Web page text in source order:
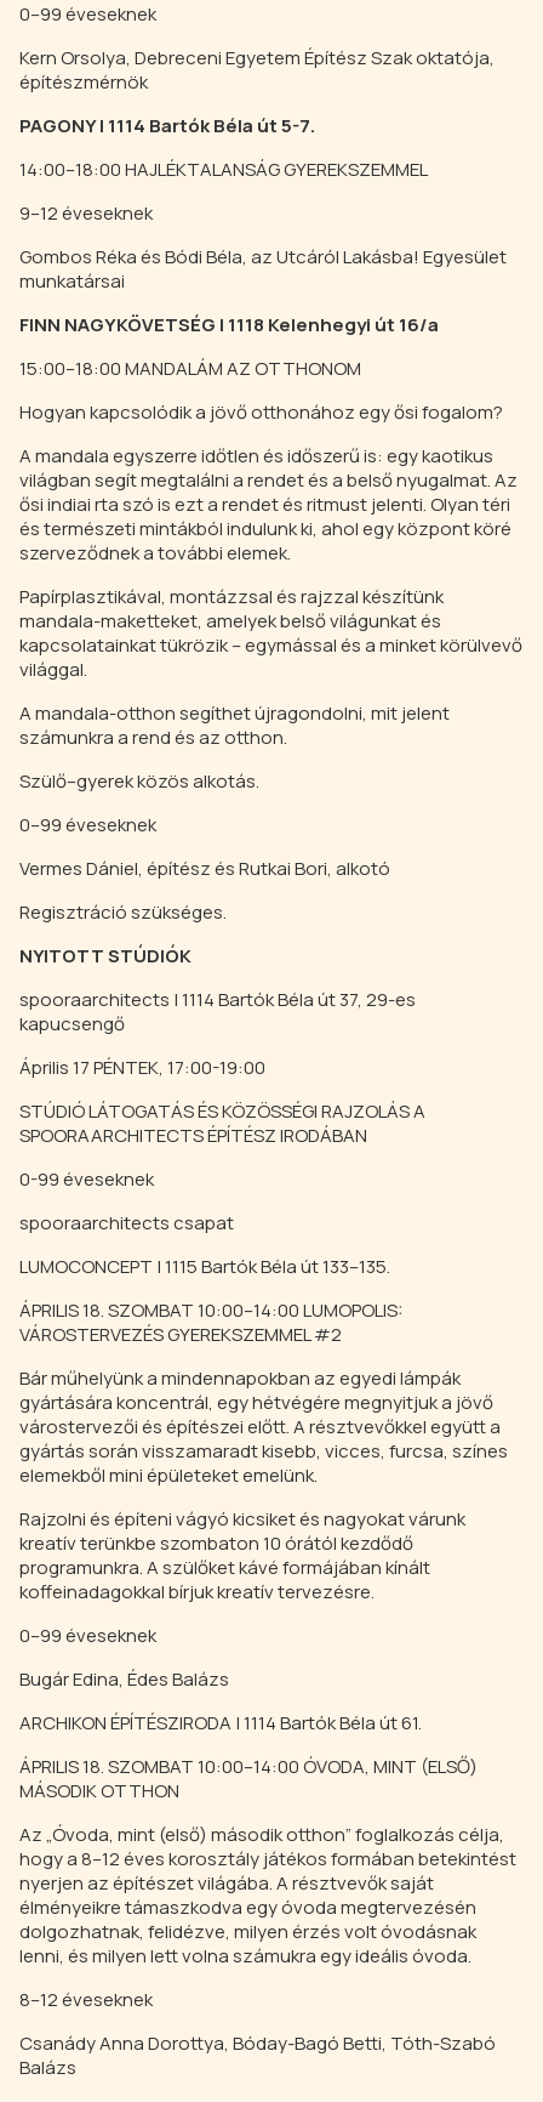
0–99 éveseknek
Kern Orsolya, Debreceni Egyetem Építész Szak oktatója,
építészmérnök
PAGONY | 1114 Bartók Béla út 5-7.
14:00–18:00 HAJLÉKTALANSÁG GYEREKSZEMMEL
9–12 éveseknek
Gombos Réka és Bódi Béla, az Utcáról Lakásba! Egyesület
munkatársai
FINN NAGYKÖVETSÉG | 1118 Kelenhegyi út 16/a
15:00–18:00 MANDALÁM AZ OTTHONOM
Hogyan kapcsolódik a jövő otthonához egy ősi fogalom?
A mandala egyszerre időtlen és időszerű is: egy kaotikus
világban segít megtalálni a rendet és a belső nyugalmat. Az
ősi indiai rta szó is ezt a rendet és ritmust jelenti. Olyan téri
és természeti mintákból indulunk ki, ahol egy központ köré
szerveződnek a további elemek.
Papírplasztikával, montázzsal és rajzzal készítünk
mandala-maketteket, amelyek belső világunkat és
kapcsolatainkat tükrözik – egymással és a minket körülvevő
világgal.
A mandala-otthon segíthet újragondolni, mit jelent
számunkra a rend és az otthon.
Szülő–gyerek közös alkotás.
0–99 éveseknek
Vermes Dániel, építész és Rutkai Bori, alkotó
Regisztráció szükséges.
NYITOTT STÚDIÓK
spooraarchitects | 1114 Bartók Béla út 37, 29-es
kapucsengő
Április 17 PÉNTEK, 17:00-19:00
STÚDIÓ LÁTOGATÁS ÉS KÖZÖSSÉGI RAJZOLÁS A
SPOORAARCHITECTS ÉPÍTÉSZ IRODÁBAN
0-99 éveseknek
spooraarchitects csapat
LUMOCONCEPT | 1115 Bartók Béla út 133–135.
ÁPRILIS 18. SZOMBAT 10:00–14:00 LUMOPOLIS:
VÁROSTERVEZÉS GYEREKSZEMMEL #2
Bár műhelyünk a mindennapokban az egyedi lámpák
gyártására koncentrál, egy hétvégére megnyitjuk a jövő
várostervezői és építészei előtt. A résztvevőkkel együtt a
gyártás során visszamaradt kisebb, vicces, furcsa, színes
elemekből mini épületeket emelünk.
Rajzolni és építeni vágyó kicsiket és nagyokat várunk
kreatív terünkbe szombaton 10 órától kezdődő
programunkra. A szülőket kávé formájában kínált
koffeinadagokkal bírjuk kreatív tervezésre.
0–99 éveseknek
Bugár Edina, Édes Balázs
ARCHIKON ÉPÍTÉSZIRODA | 1114 Bartók Béla út 61.
ÁPRILIS 18. SZOMBAT 10:00–14:00 ÓVODA, MINT (ELSŐ)
MÁSODIK OTTHON
Az „Óvoda, mint (első) második otthon” foglalkozás célja,
hogy a 8–12 éves korosztály játékos formában betekintést
nyerjen az építészet világába. A résztvevők saját
élményeikre támaszkodva egy óvoda megtervezésén
dolgozhatnak, felidézve, milyen érzés volt óvodásnak
lenni, és milyen lett volna számukra egy ideális óvoda.
8–12 éveseknek
Csanády Anna Dorottya, Bóday-Bagó Betti, Tóth-Szabó
Balázs